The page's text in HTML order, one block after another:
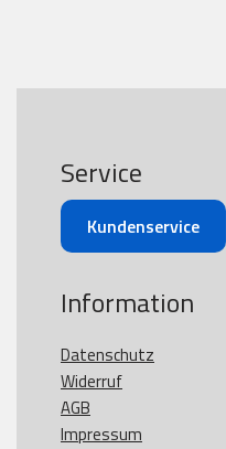
Service
Kundenservice
Information
Datenschutz
Widerruf
AGB
Impressum